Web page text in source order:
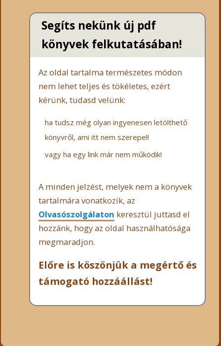
Segíts nekünk új pdf
könyvek felkutatásában!
Az oldal tartalma természetes módon
nem lehet teljes és tökéletes, ezért
kérünk, tudasd velünk:
ha tudsz még olyan ingyenesen letölthető
könyvről, ami itt nem szerepel!
vagy ha egy link már nem működik!
A minden jelzést, melyek nem a könyvek
tartalmára vonatkozik, az
Olvasószolgálaton keresztül juttasd el
hozzánk, hogy az oldal használhatósága
megmaradjon.
Előre is köszönjük a megértő és
támogató hozzáállást!